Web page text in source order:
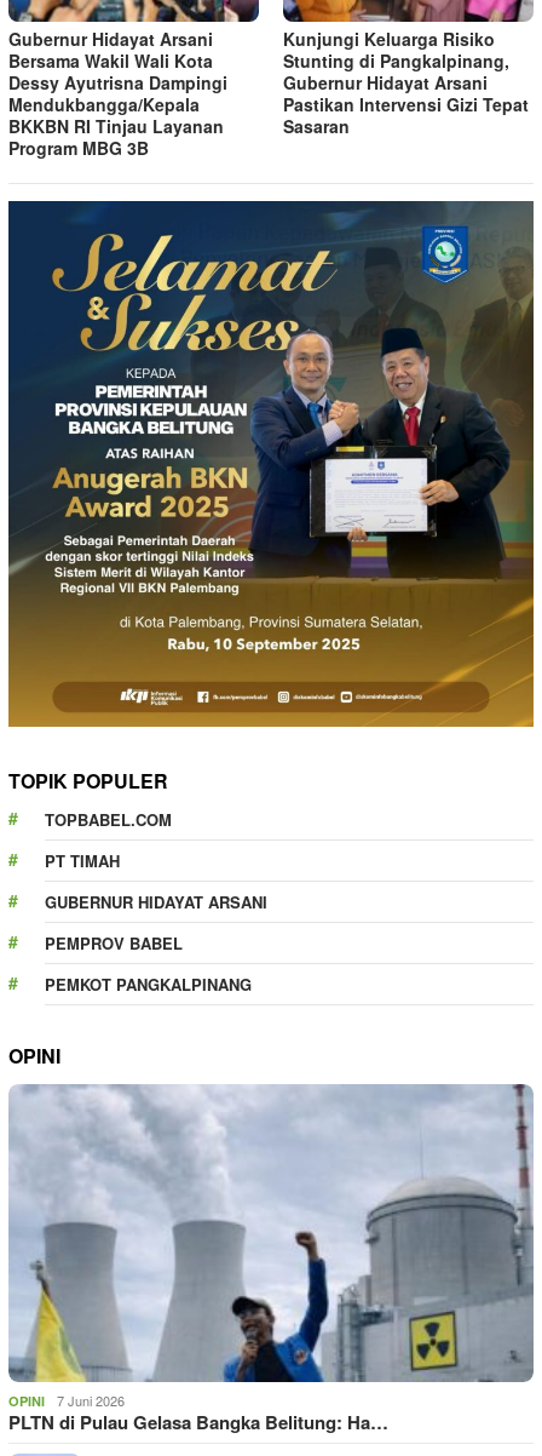
Gubernur Hidayat Arsani
Bersama Wakil Wali Kota
Dessy Ayutrisna Dampingi
Mendukbangga/Kepala
BKKBN RI Tinjau Layanan
Program MBG 3B
Kunjungi Keluarga Risiko
Stunting di Pangkalpinang,
Gubernur Hidayat Arsani
Pastikan Intervensi Gizi Tepat
Sasaran
TOPIK POPULER
TOPBABEL.COM
PT TIMAH
GUBERNUR HIDAYAT ARSANI
PEMPROV BABEL
PEMKOT PANGKALPINANG
OPINI
OPINI 7 Juni 2026
PLTN di Pulau Gelasa Bangka Belitung: Ha…